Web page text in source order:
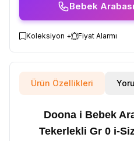
Bebek Arabası
Koleksiyon + Fiyat Alarmı
Ürün Özellikleri
Doona i Bebek
Tekerlekli Gr 0 i-